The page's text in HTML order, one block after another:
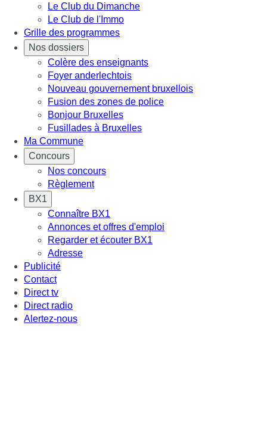
Le Club du Dimanche
Le Club de l'Immo
Grille des programmes
Nos dossiers
Colère des enseignants
Foyer anderlechtois
Nouveau gouvernement bruxellois
Fusion des zones de police
Bonjour Bruxelles
Fusillades à Bruxelles
Ma Commune
Concours
Nos concours
Règlement
BX1
Connaître BX1
Annonces et offres d'emploi
Regarder et écouter BX1
Adresse
Publicité
Contact
Direct tv
Direct radio
Alertez-nous